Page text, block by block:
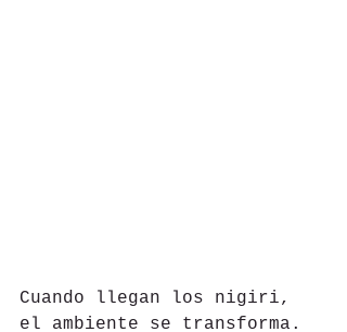
Cuando llegan los nigiri,
el ambiente se transforma.